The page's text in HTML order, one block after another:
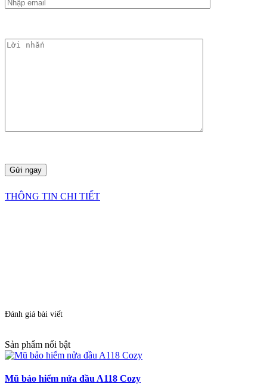
THÔNG TIN CHI TIẾT
Đánh giá bài viết
Sản phẩm nổi bật
Mũ bảo hiểm nửa đầu A118 Cozy